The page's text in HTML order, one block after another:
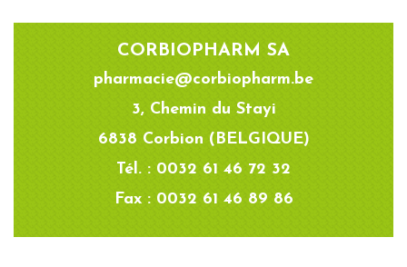
CORBIOPHARM SA
pharmacie@corbiopharm.be
3, Chemin du Stayi
6838 Corbion (BELGIQUE)
Tél. : 0032 61 46 72 32
Fax : 0032 61 46 89 86